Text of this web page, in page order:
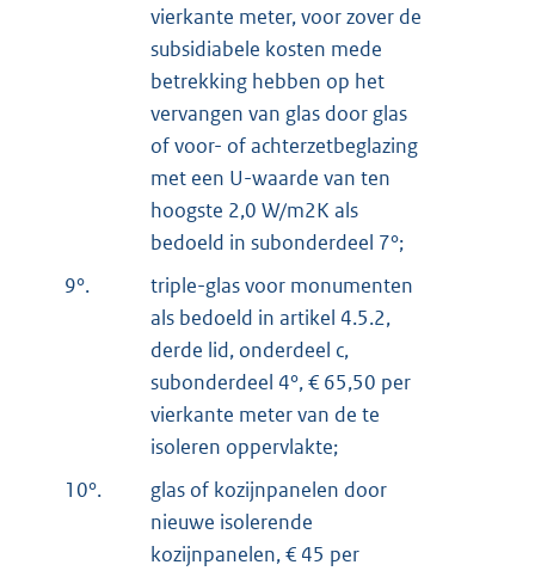
vierkante meter, voor zover de
subsidiabele kosten mede
betrekking hebben op het
vervangen van glas door glas
of voor- of achterzetbeglazing
met een U-waarde van ten
hoogste 2,0 W/m2K als
bedoeld in subonderdeel 7°;
9°.
triple-glas voor monumenten
als bedoeld in artikel 4.5.2,
derde lid, onderdeel c,
subonderdeel 4°, € 65,50 per
vierkante meter van de te
isoleren oppervlakte;
10°.
glas of kozijnpanelen door
nieuwe isolerende
kozijnpanelen, € 45 per